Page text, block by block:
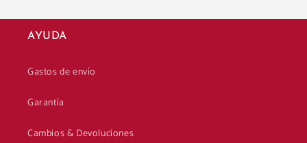
AYUDA
Gastos de envío
Garantía
Cambios & Devoluciones